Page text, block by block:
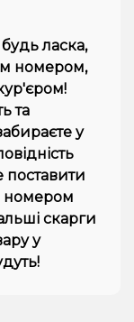
ласка,
номером,
та
у
поставити
номером
скарги
у